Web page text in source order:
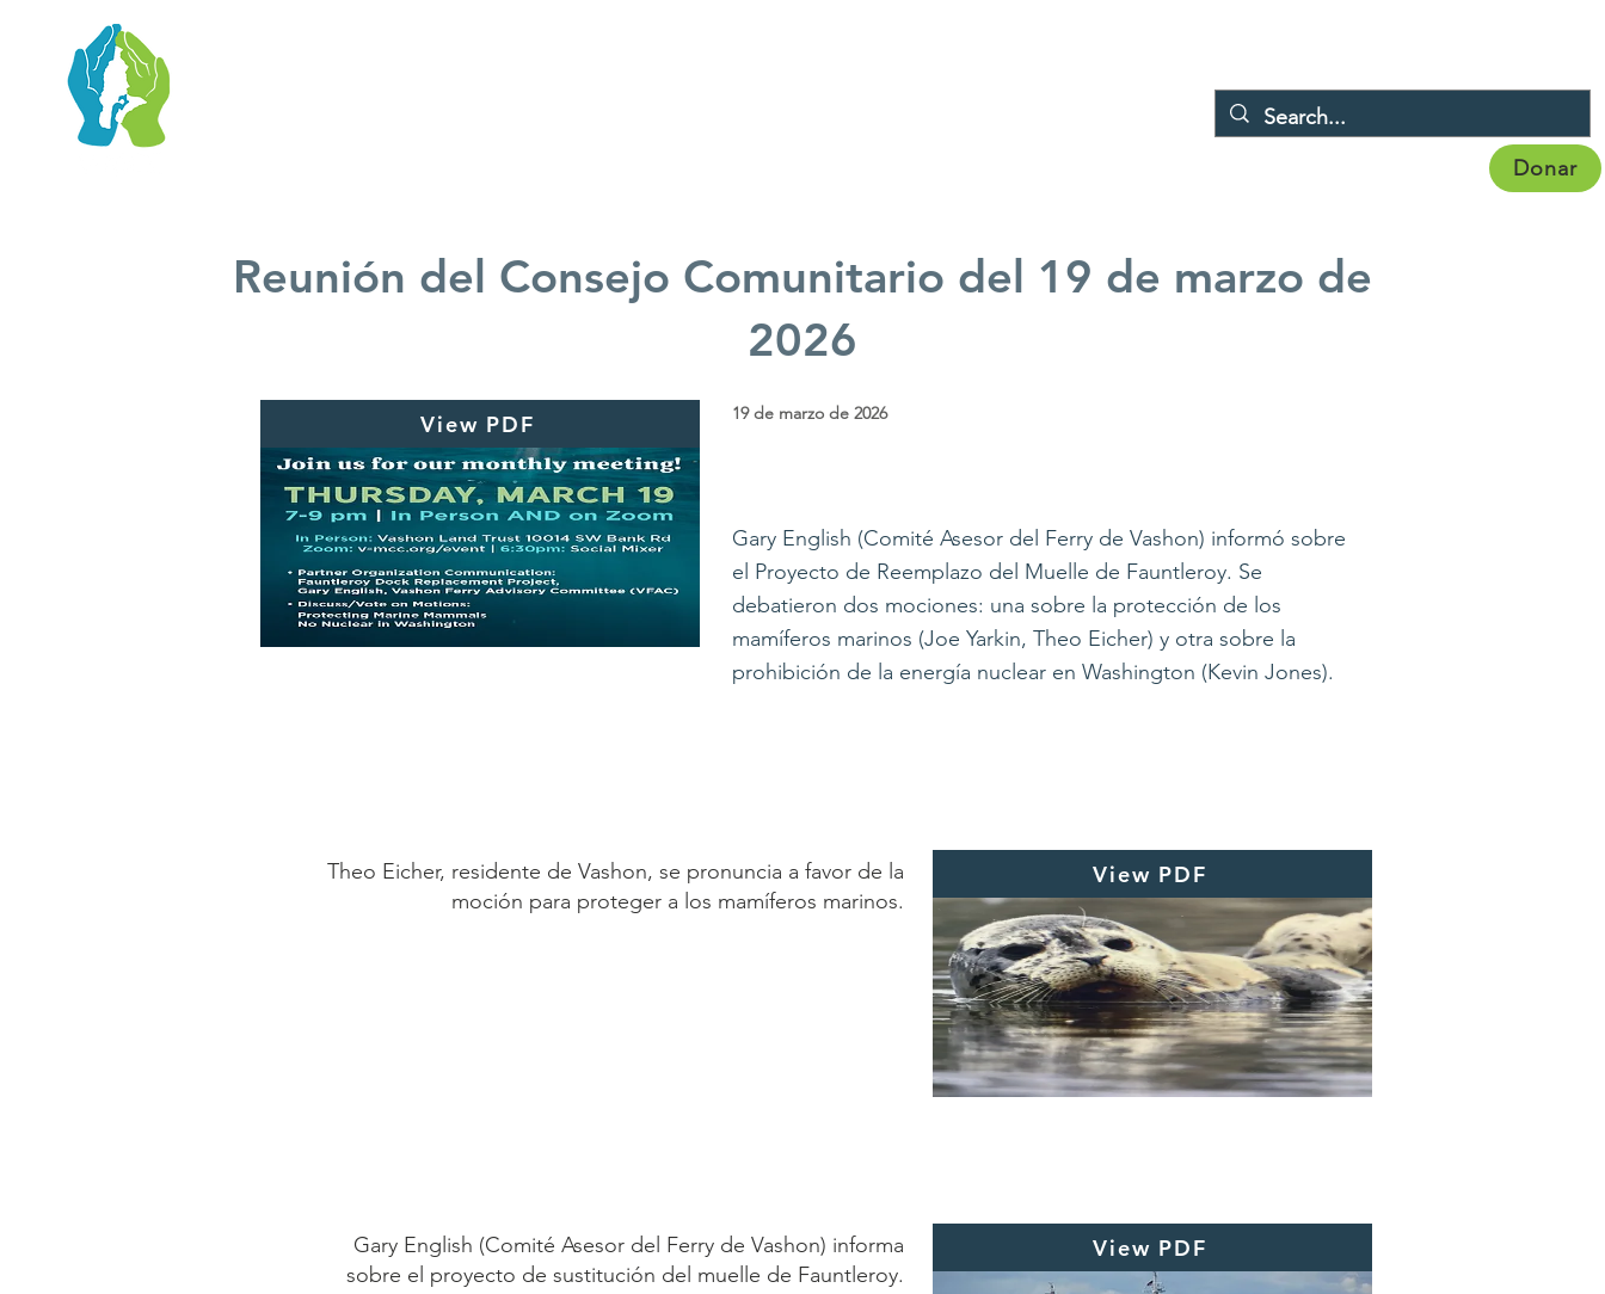
Donar
Reunión del Consejo Comunitario del 19 de marzo de
2026
View PDF 19 de marzo de 2026
Gary English (Comité Asesor del Ferry de Vashon) informó sobre
el Proyecto de Reemplazo del Muelle de Fauntleroy. Se
debatieron dos mociones: una sobre la protección de los
mamíferos marinos (Joe Yarkin, Theo Eicher) y otra sobre la
prohibición de la energía nuclear en Washington (Kevin Jones).
Theo Eicher, residente de Vashon, se pronuncia a favor de la
moción para proteger a los mamíferos marinos.
View PDF
Gary English (Comité Asesor del Ferry de Vashon) informa
sobre el proyecto de sustitución del muelle de Fauntleroy.
View PDF